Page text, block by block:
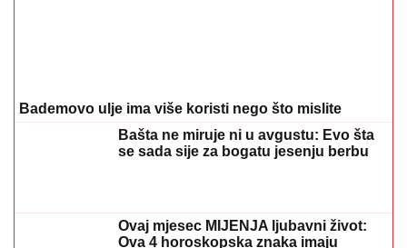
Većina građana izgubi novac pre nego što stigne na
letovanje - ovih 7 troškova skoro niko ne planira